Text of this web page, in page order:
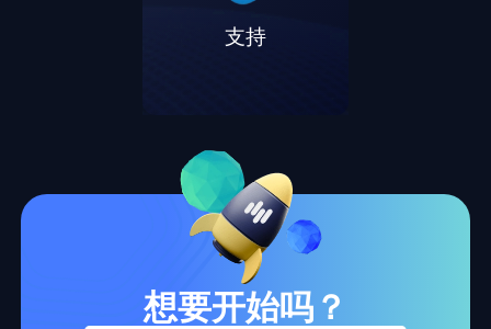
支持
想要开始吗？